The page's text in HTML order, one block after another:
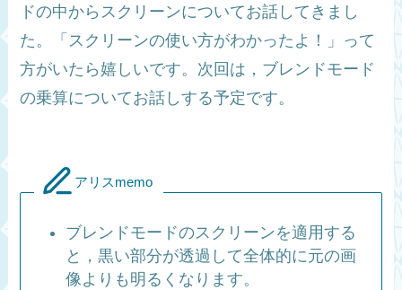
ドの中からスクリーンについてお話してきまし
た。「スクリーンの使い方がわかったよ！」って
方がいたら嬉しいです。次回は，ブレンドモード
の乗算についてお話しする予定です。
アリスmemo
ブレンドモードのスクリーンを適用する
と，黒い部分が透過して全体的に元の画
像よりも明るくなります。